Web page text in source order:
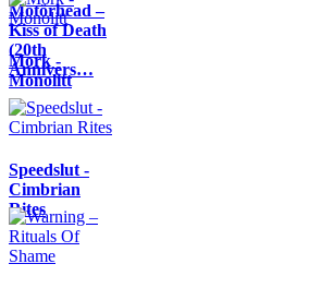
Motörhead –
Kiss of Death
(20th
Annivers…
Mork -
Monolitt
Speedslut -
Cimbrian
Rites